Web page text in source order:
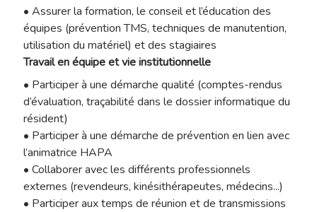
• Assurer la formation, le conseil et l’éducation des
équipes (prévention TMS, techniques de manutention,
utilisation du matériel) et des stagiaires
Travail en équipe et vie institutionnelle
• Participer à une démarche qualité (comptes-rendus
d’évaluation, traçabilité dans le dossier informatique du
résident)
• Participer à une démarche de prévention en lien avec
l’animatrice HAPA
• Collaborer avec les différents professionnels
externes (revendeurs, kinésithérapeutes, médecins...)
• Participer aux temps de réunion et de transmissions